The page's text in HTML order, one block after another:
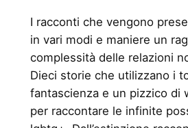
I racconti che vengono
in vari modi e maniere un
complessità delle relazioni
Dieci storie che utilizzano i
fantascienza e un pizzico di
per raccontare le infinite